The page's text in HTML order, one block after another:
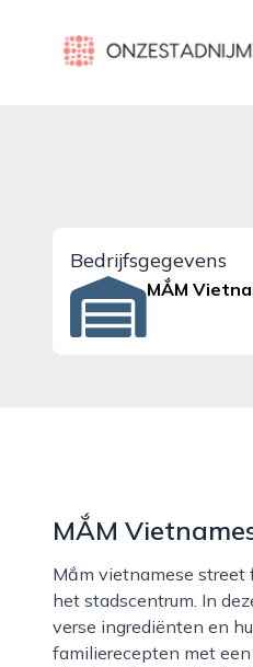
onzestadnijmegen.nl
Bedrijfsgegevens
MẮM
MẮM
Mắm vietnamese street food in nijmegen brengt de sfeer van de straten van hanoi en saigon naar
het stadscentrum. In
verse ingrediënten en
familierecepten met